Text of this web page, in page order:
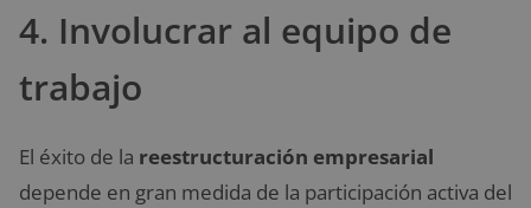
4. Involucrar al equipo de
trabajo
El éxito de la reestructuración empresarial
depende en gran medida de la participación activa del